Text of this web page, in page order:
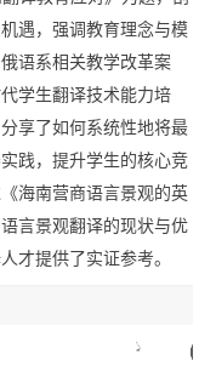
遇，强调教育理念与模
语系相关教学改革案
学生翻译技术能力培
享了如何系统性地将最
实践 ，提升学生的核心竞
海南营商语言景观的英
言景观翻译的现状与优
才提供了实证参考。